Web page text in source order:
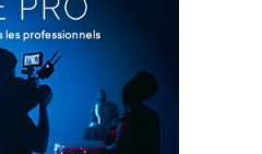
(VR) optique sur 5 axes
dans 5 directions pour
stables.